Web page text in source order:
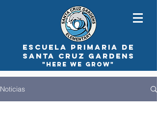
ESCUELA PRIMARIA DE
SANTA CRUZ GARDENS
"here we Grow"
Noticias